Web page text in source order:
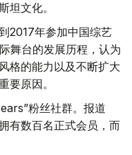
坦文化。
2017年参加中国综艺
舞台的发展历程，认为
格的能力以及不断扩大
要原因。
粉丝社群。报道
有数百名正式会员，而